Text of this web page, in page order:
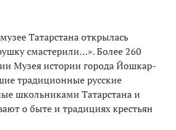
Татарстана открылась
смастерили…». Более 260
Музея истории города Йошкар-
традиционные русские
школьниками Татарстана и
о быте и традициях крестьян